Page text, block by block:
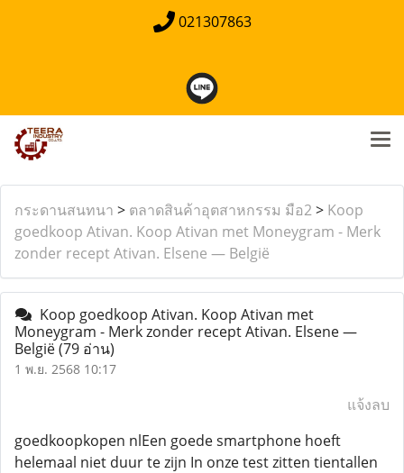
021307863
กระดานสนทนา > ตลาดสินค้าอุตสาหกรรม มือ2> Koop
goedkoop Ativan. Koop Ativan met Moneygram - Merk
zonder recept Ativan. Elsene — België
Koop goedkoop Ativan. Koop Ativan met
Moneygram - Merk zonder recept Ativan. Elsene —
België(79 อ่าน)
1 พ.ย. 2568 10:17
แจ้งลบ
goedkoopkopen nlEen goede smartphone hoeft
helemaal niet duur te zijn In onze test zitten tientallen